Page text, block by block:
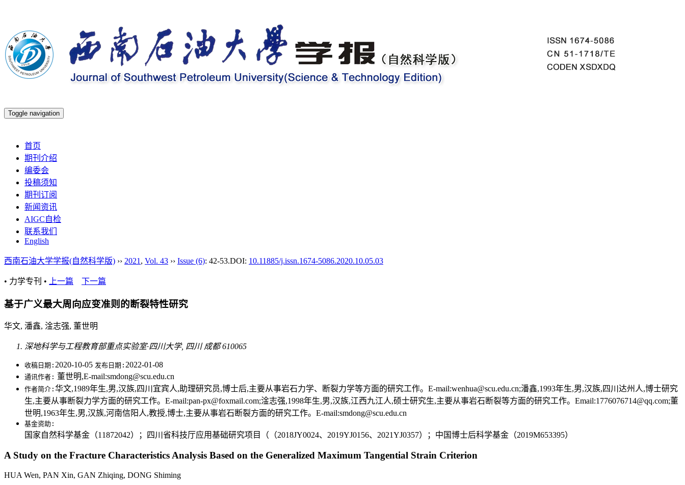
Toggle navigation
首页
期刊介绍
编委会
投稿须知
期刊订阅
新闻资讯
AIGC自检
联系我们
English
西南石油大学学报(自然科学版) ›› 2021 , Vol. 43 ›› Issue (6): 42-53.DOI: 10.11885/j.issn.1674-5086.2020.10.05.03
• 力学专刊 • 上一篇 下一篇
基于广义最大周向应变准则的断裂特性研究
华文, 潘鑫, 淦志强, 董世明
深地科学与工程教育部重点实验室·四川大学, 四川 成都 610065
收稿日期: 2020-10-05 发布日期: 2022-01-08
通讯作者: 董世明,E-mail:smdong@scu.edu.cn
作者简介: 华文,1989年生,男,汉族,四川宜宾人,助理研究员,博士后,主要从事岩石力学、断裂力学等方面的研究工作。E-mail:wenhua@scu.edu.cn;潘鑫,1993年生,男,汉族,四川达州人,博士研究
生,主要从事断裂力学方面的研究工作。E-mail:pan-px@foxmail.com;淦志强,1998年生,男,汉族,江西九江人,硕士研究生,主要从事岩石断裂等方面的研究工作。Email:1776076714@qq.com;董
世明,1963年生,男,汉族,河南信阳人,教授,博士,主要从事岩石断裂方面的研究工作。E-mail:smdong@scu.edu.cn
基金资助:
国家自然科学基金（11872042）；四川省科技厅应用基础研究项目（（2018JY0024、2019YJ0156、2021YJ0357）；中国博士后科学基金（2019M653395）
A Study on the Fracture Characteristics Analysis Based on the Generalized Maximum Tangential Strain Criterion
HUA Wen, PAN Xin, GAN Zhiqing, DONG Shiming